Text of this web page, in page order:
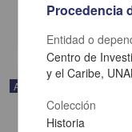
Artículo
Procedencia
Entidad o
Centro de
y el Caribe,
Colección
Historia